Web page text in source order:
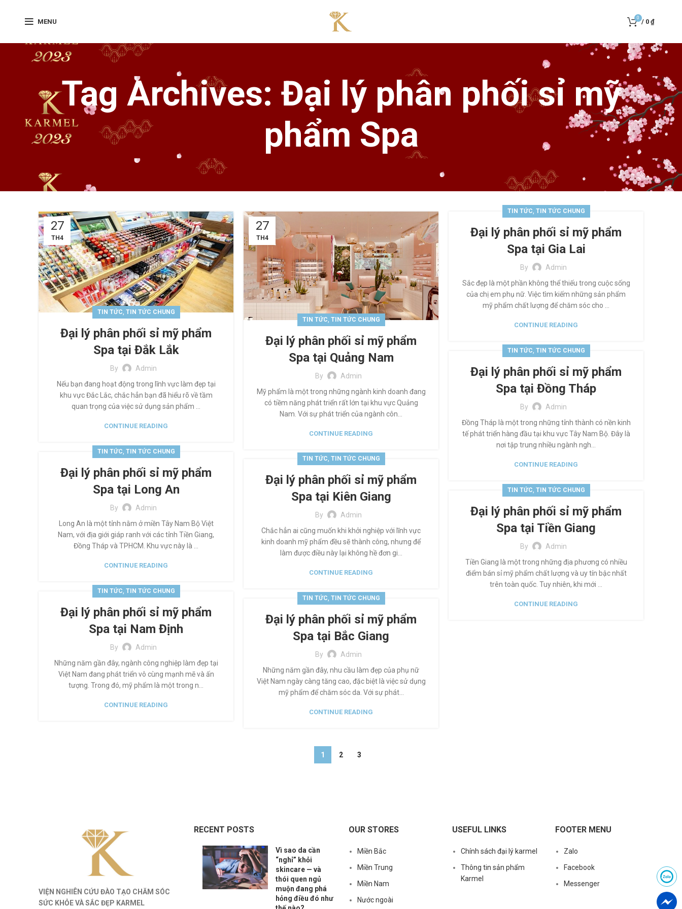
MENU
0
/ 0₫
Tag Archives: Đại lý phân phối sỉ mỹ
phẩm Spa
27
TH4
TIN TỨC, TIN TỨC CHUNG
Đại lý phân phối sỉ mỹ phẩm
Spa tại Đắk Lắk
By
Admin
Nếu bạn đang hoạt động trong lĩnh vực làm đẹp tại
khu vực Đắc Lắc, chắc hẳn bạn đã hiểu rõ về tầm
quan trọng của việc sử dụng sản phẩm ...
CONTINUE READING
27
TH4
TIN TỨC, TIN TỨC CHUNG
Đại lý phân phối sỉ mỹ phẩm
Spa tại Quảng Nam
By
Admin
Mỹ phẩm là một trong những ngành kinh doanh đang
có tiềm năng phát triển rất lớn tại khu vực Quảng
Nam. Với sự phát triển của ngành côn...
CONTINUE READING
TIN TỨC, TIN TỨC CHUNG
Đại lý phân phối sỉ mỹ phẩm
Spa tại Gia Lai
By
Admin
Sắc đẹp là một phần không thể thiếu trong cuộc sống
của chị em phụ nữ. Việc tìm kiếm những sản phẩm
mỹ phẩm chất lượng để chăm sóc cho ...
CONTINUE READING
TIN TỨC, TIN TỨC CHUNG
Đại lý phân phối sỉ mỹ phẩm
Spa tại Đồng Tháp
By
Admin
Đồng Tháp là một trong những tỉnh thành có nền kinh
tế phát triển hàng đầu tại khu vực Tây Nam Bộ. Đây là
nơi tập trung nhiều ngành ngh...
CONTINUE READING
TIN TỨC, TIN TỨC CHUNG
Đại lý phân phối sỉ mỹ phẩm
Spa tại Long An
By
Admin
Long An là một tỉnh nằm ở miền Tây Nam Bộ Việt
Nam, với địa giới giáp ranh với các tỉnh Tiền Giang,
Đồng Tháp và TPHCM. Khu vực này là ...
CONTINUE READING
TIN TỨC, TIN TỨC CHUNG
Đại lý phân phối sỉ mỹ phẩm
Spa tại Kiên Giang
By
Admin
Chắc hẳn ai cũng muốn khi khởi nghiệp với lĩnh vực
kinh doanh mỹ phẩm đều sẽ thành công, nhưng để
làm được điều này lại không hề đơn gi...
CONTINUE READING
TIN TỨC, TIN TỨC CHUNG
Đại lý phân phối sỉ mỹ phẩm
Spa tại Tiền Giang
By
Admin
Tiền Giang là một trong những địa phương có nhiều
điểm bán sỉ mỹ phẩm chất lượng và uy tín bậc nhất
trên toàn quốc. Tuy nhiên, khi mới ...
CONTINUE READING
TIN TỨC, TIN TỨC CHUNG
Đại lý phân phối sỉ mỹ phẩm
Spa tại Nam Định
By
Admin
Những năm gần đây, ngành công nghiệp làm đẹp tại
Việt Nam đang phát triển vô cùng mạnh mẽ và ấn
tượng. Trong đó, mỹ phẩm là một trong n...
CONTINUE READING
TIN TỨC, TIN TỨC CHUNG
Đại lý phân phối sỉ mỹ phẩm
Spa tại Bắc Giang
By
Admin
Những năm gần đây, nhu cầu làm đẹp của phụ nữ
Việt Nam ngày càng tăng cao, đặc biệt là việc sử dụng
mỹ phẩm để chăm sóc da. Với sự phát...
CONTINUE READING
1 2 3
VIỆN NGHIÊN CỨU ĐÀO TẠO CHĂM SÓC
SỨC KHỎEVÀSẮC ĐẸP KARMEL
RECENT POSTS
Vì sao da cần
“nghỉ” khỏi
skincare — và
thói quen ngủ
muộn đang phá
hỏng điều đó như
OUR STORES
Miền Bắc
Miền Trung
Miền Nam
Nước ngoài
USEFUL LINKS
Chính sách đại lý karmel
Thông tin sản phẩm
Karmel
FOOTER MENU
Zalo
Facebook
Messenger